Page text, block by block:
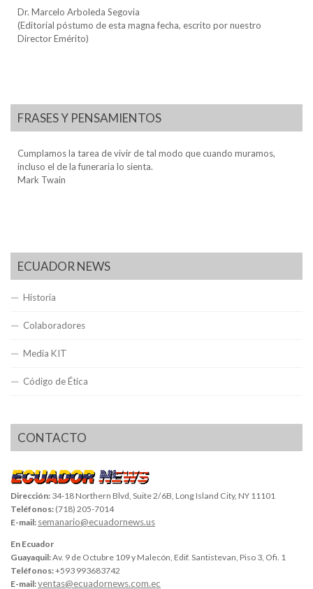
Dr. Marcelo Arboleda Segovia
(Editorial póstumo de esta magna fecha, escrito por nuestro
Director Emérito)
FRASES Y PENSAMIENTOS
Cumplamos la tarea de vivir de tal modo que cuando muramos,
incluso el de la funeraria lo sienta.
Mark Twain
ECUADOR NEWS
Historia
Colaboradores
Media KIT
Código de Ética
CONTACTO
Dirección: 34-18 Northern Blvd, Suite 2/6B, Long Island City, NY 11101
Teléfonos: (718) 205-7014
E-mail: semanario@ecuadornews.us
En Ecuador
Guayaquil:Av. 9 de Octubre 109 y Malecón, Edif. Santistevan, Piso 3, Ofi. 1
Teléfonos:+593 993683742
E-mail:ventas@ecuadornews.com.ec